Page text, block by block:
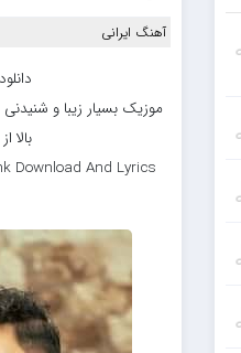
آهنگ ایرانی
موزیک بسیار زیبا و
بالا
Download And Lyrics